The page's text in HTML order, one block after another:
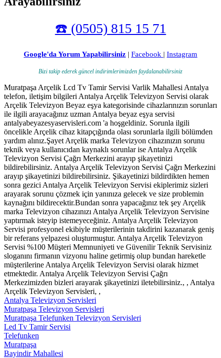
☎️ (0505) 815 15 71
Google'da Yorum Yapabilirsiniz | Facebook | Instagram
Bizi takip ederek güncel indirimlerimizden faydalanabilirsiniz
Muratpaşa Arçelik Lcd Tv Tamir Servisi Varlik Mahallesi Antalya
telefon, iletişim bilgileri Antalya Arçelik Televizyon Servisi olarak
Arçelik Televizyon Beyaz eşya kategorisinde cihazlarınızın sorunları
ile ilgili arayacağınız uzman Antalya beyaz eşya servisi
antalyabeyazesyaservisleri.com 'a hoşgeldiniz. Sorunla ilgili
öncelikle Arçelik cihaz kitapçığında olası sorunlarla ilgili bölümden
yardım alınız.Şayet Arçelik marka Televizyon cihazınızın sorunu
teknik veya kullanıcıdan kaynaklı sorunlar ise Antalya Arçelik
Televizyon Servisi Çağrı Merkezini arayıp şikayetinizi
bildirebilirsiniz. Antalya Arçelik Televizyon Servisi Çağrı Merkezini
arayıp şikayetinizi bildirebilirsiniz. Şikayetinizi bildirdikten hemen
sonra gezici Antalya Arçelik Televizyon Servisi ekiplerimiz sizleri
arayarak sorunu çözmek için yanınıza gelecek ve size problemin
kaynağını bildirecektir.Bundan sonra yapacağınız tek şey Arçelik
marka Televizyon cihazınızı Antalya Arçelik Televizyon Servisine
yaptırmak isteyip istemeyeceğiniz. Antalya Arçelik Televizyon
Servisi profesyonel ekibiyle müşterilerinin takdirini kazanarak geniş
bir referans yelpazesi oluşturmuştur. Antalya Arçelik Televizyon
Servisi %100 Müşteri Memnuniyeti ve Güvenilir Teknik Servisiniz
sloganını firmanın vizyonu haline getirmiş olup bundan hareketle
müşterilerine Antalya Arçelik Televizyon Servisi olarak hizmet
etmektedir. Antalya Arçelik Televizyon Servisi Çağrı
Merkezimizden bizleri arayarak şikayetinizi iletebilirsiniz., , Antalya
Arçelik Televizyon Servisleri, ,
Antalya Televizyon Servisleri
Muratpaşa Televizyon Servisleri
Muratpaşa Telefunken Televizyon Servisleri
Led Tv Tamir Servisi
Telefunken
Muratpaşa
Bayindir Mahallesi